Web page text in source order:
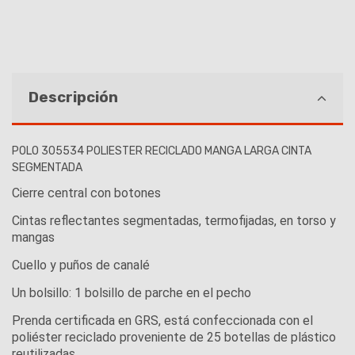
Descripción
POLO 305534 POLIESTER RECICLADO MANGA LARGA CINTA
SEGMENTADA
Cierre central con botones
Cintas reflectantes segmentadas, termofijadas, en torso y
mangas
Cuello y puños de canalé
Un bolsillo: 1 bolsillo de parche en el pecho
Prenda certificada en GRS, está confeccionada con el
poliéster reciclado proveniente de 25 botellas de plástico